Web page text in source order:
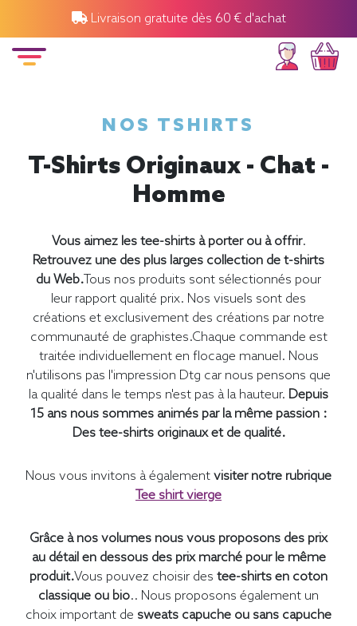
Livraison gratuite dès 60 € d'achat
NOS TSHIRTS
T-Shirts Originaux - Chat -
Homme
Vous aimez les tee-shirts à porter ou à offrir.
Retrouvez une des plus larges collection de t-shirts
du Web.Tous nos produits sont sélectionnés pour
leur rapport qualité prix. Nos visuels sont des
créations et exclusivement des créations par notre
communauté de graphistes.Chaque commande est
traitée individuellement en flocage manuel. Nous
n'utilisons pas l'impression Dtg car nous pensons que
la qualité dans le temps n'est pas à la hauteur. Depuis
15 ans nous sommes animés par la même passion :
Des tee-shirts originaux et de qualité.
Nous vous invitons à également visiter notre rubrique
Tee shirt vierge
Grâce à nos volumes nous vous proposons des prix
au détail en dessous des prix marché pour le même
produit.Vous pouvez choisir des tee-shirts en coton
classique ou bio.. Nous proposons également un
choix important de sweats capuche ou sans capuche